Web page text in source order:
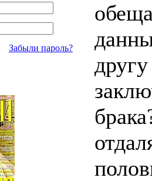
Забыли пароль?